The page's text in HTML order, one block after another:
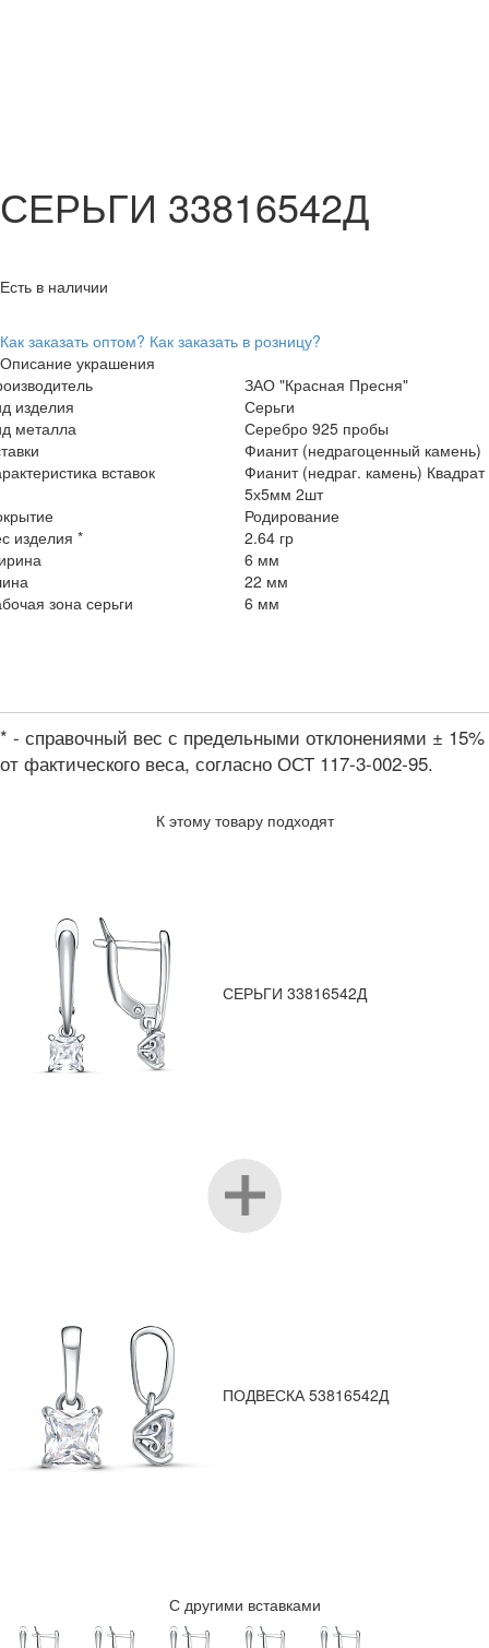
СЕРЬГИ 33816542Д
Есть в наличии
Как заказать оптом? Как заказать в розницу?
Описание украшения
ЗАО "Красная Пресня"
изделия
Серьги
металла
Серебро 925 пробы
Фианит (недрагоценный камень)
вставок
Фианит (недраг. камень) Квадрат
5х5мм 2шт
Родирование
изделия *
2.64 гр
6 мм
22 мм
зона серьги
6 мм
* - справочный вес с предельными отклонениями ± 15%
от фактического веса, согласно ОСТ 117-3-002-95.
К этому товару подходят
СЕРЬГИ 33816542Д
ПОДВЕСКА 53816542Д
С другими вставками